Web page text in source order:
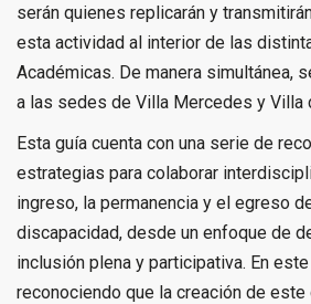
serán quienes replicarán y
esta actividad al interior de las
Académicas. De manera simultánea,
a las sedes de Villa Mercedes y Villa
Esta guía cuenta con una serie de
estrategias para colaborar
ingreso, la permanencia y el egreso
discapacidad, desde un enfoque de
inclusión plena y participativa. En
reconociendo que la creación de este